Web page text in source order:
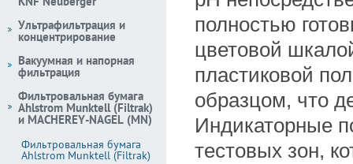
полностью
цветовой
пластиковой
образцом, что
Индикаторные
тестовых зон,
Ультрафильтрация и
концентрирование
Вакуумная и напорная
фильтрация
Фильтровальная бумага
Ahlstrom Munktell (Filtrak)
и MACHEREY-NAGEL (MN)
Фильтровальная бумага
Ahlstrom Munktell (Filtrak)